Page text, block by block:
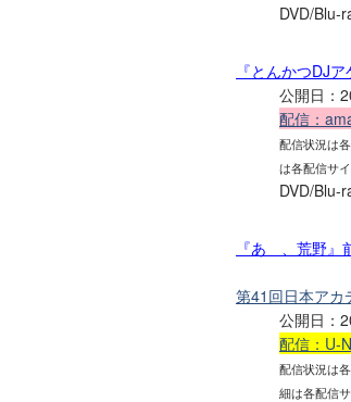
DVD/Blu-
『とんかつDJア
公開日：
配信：
配信状況は
は各配信サ
DVD/Blu-
『あゝ、荒野』
第41回日本アカ
公開日：
配信：U-
配信状況は
細は各配信